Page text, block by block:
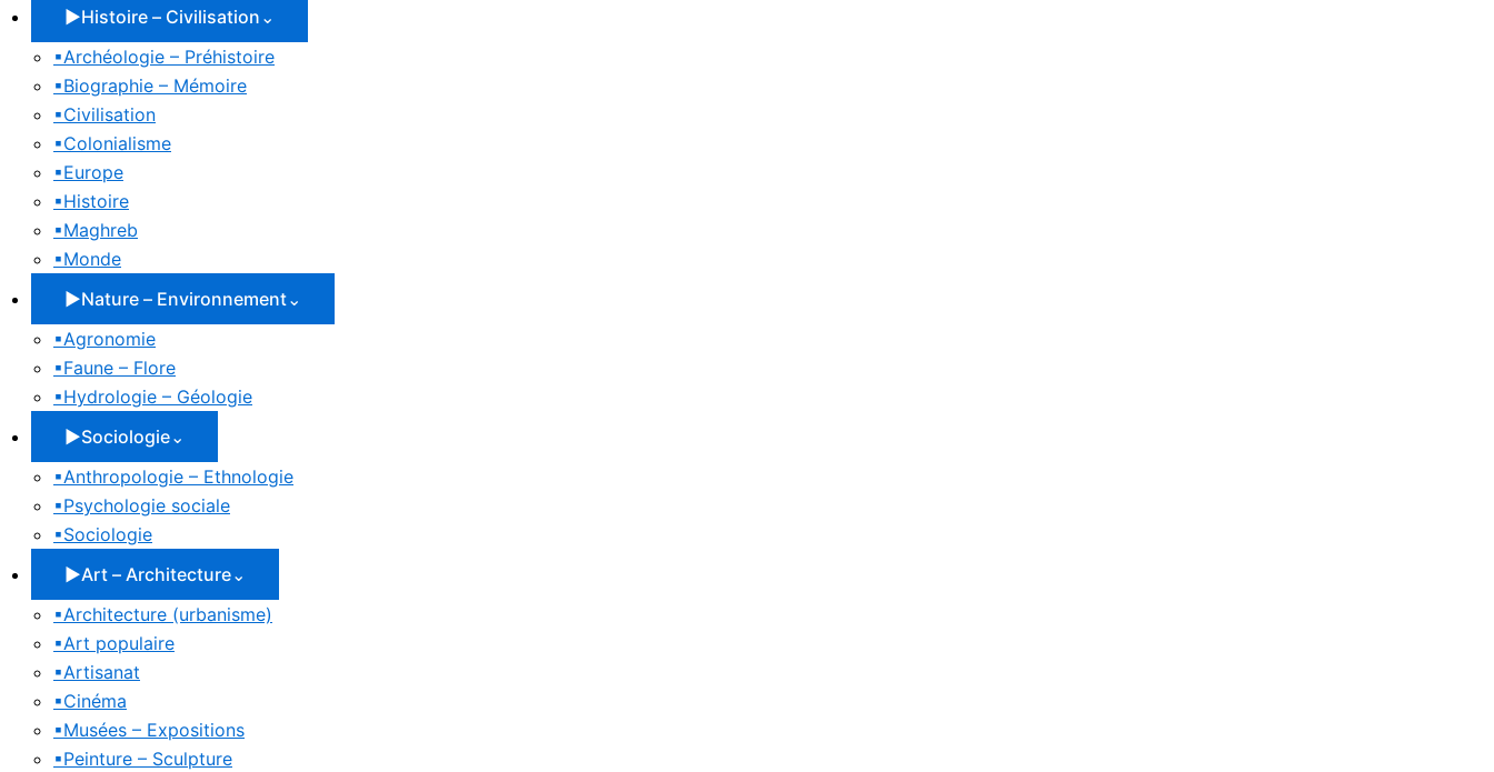
▶Histoire – Civilisation ⌄
▪Archéologie – Préhistoire
▪Biographie – Mémoire
▪Civilisation
▪Colonialisme
▪Europe
▪Histoire
▪Maghreb
▪Monde
▶Nature – Environnement⌄
▪Agronomie
▪Faune – Flore
▪Hydrologie – Géologie
▶Sociologie⌄
▪Anthropologie – Ethnologie
▪Psychologie sociale
▪Sociologie
▶Art – Architecture⌄
▪Architecture (urbanisme)
▪Art populaire
▪Artisanat
▪Cinéma
▪Musées – Expositions
▪Peinture – Sculpture